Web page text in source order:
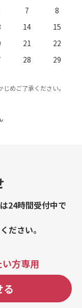
7
8
14
15
21
22
28
29
めご了承ください。
24時間受付中で
ださい。
方専用
る